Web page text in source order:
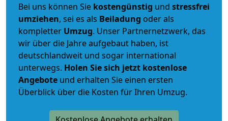
Bei uns können Sie kostengünstig und stressfrei
umziehen, sei es als Beiladung oder als
kompletter Umzug. Unser Partnernetzwerk, das
wir über die Jahre aufgebaut haben, ist
deutschlandweit und sogar international
unterwegs. Holen Sie sich jetzt kostenlose
Angebote und erhalten Sie einen ersten
Überblick über die Kosten für Ihren Umzug.